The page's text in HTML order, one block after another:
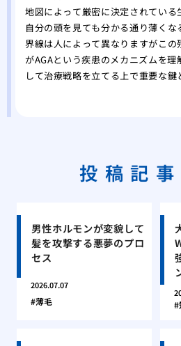
地図によって厳密に決定されている
自分の頭を見ても分かる通り薄く
界線は人によって異なりますがこ
がAGAという疾患のメカニズムを
して治療戦略を立てる上で重要な鍵
投稿記
男性ホルモンが変貌して
髪を攻撃する悪夢のプロ
セス
2026.07.07
薄毛